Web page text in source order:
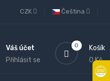
Čeština
CZK
0
Košík
0 Kč
Váš účet
Přihlásit se